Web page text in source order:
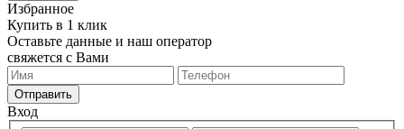
Избранное
Купить в 1 клик
Оставьте данные и наш оператор
свяжется с Вами
Отправить
Вход